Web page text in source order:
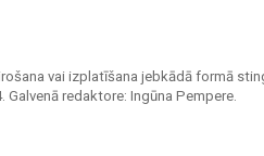
vai izplatīšana jebkādā formā
redaktore: Ingūna Pempere.